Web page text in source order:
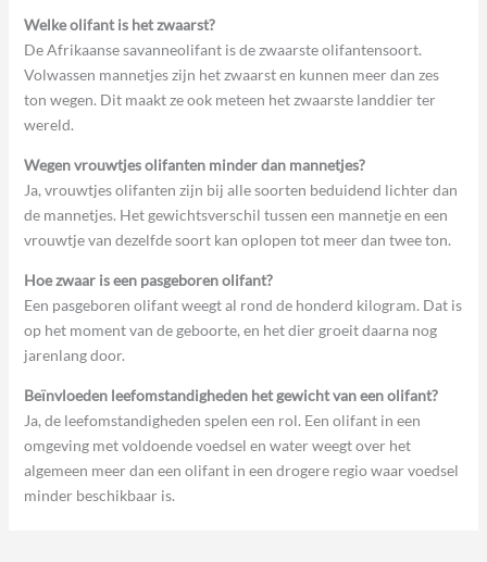
Welke olifant is het zwaarst?
De Afrikaanse savanneolifant is de zwaarste olifantensoort.
Volwassen mannetjes zijn het zwaarst en kunnen meer dan zes
ton wegen. Dit maakt ze ook meteen het zwaarste landdier ter
wereld.
Wegen vrouwtjes olifanten minder dan mannetjes?
Ja, vrouwtjes olifanten zijn bij alle soorten beduidend lichter dan
de mannetjes. Het gewichtsverschil tussen een mannetje en een
vrouwtje van dezelfde soort kan oplopen tot meer dan twee ton.
Hoe zwaar is een pasgeboren olifant?
Een pasgeboren olifant weegt al rond de honderd kilogram. Dat is
op het moment van de geboorte, en het dier groeit daarna nog
jarenlang door.
Beïnvloeden leefomstandigheden het gewicht van een olifant?
Ja, de leefomstandigheden spelen een rol. Een olifant in een
omgeving met voldoende voedsel en water weegt over het
algemeen meer dan een olifant in een drogere regio waar voedsel
minder beschikbaar is.